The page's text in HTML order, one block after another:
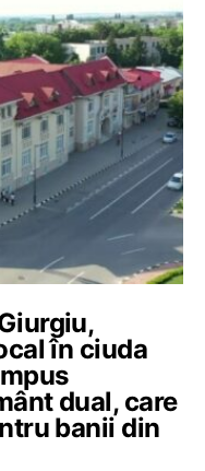
în ciuda
dual, care
banii din